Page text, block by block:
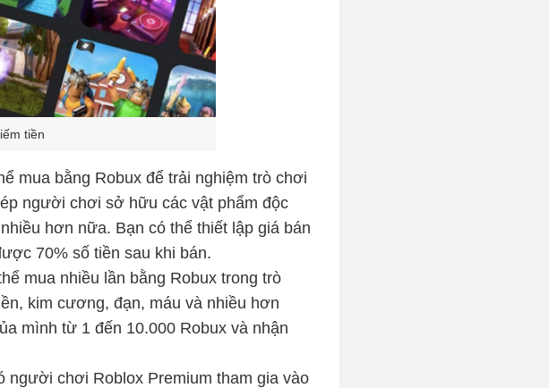
tiền
mua bằng Robux để trải nghiệm trò chơi
người chơi sở hữu các vật phẩm độc
hơn nữa. Bạn có thể thiết lập giá bán
70% số tiền sau khi bán.
mua nhiều lần bằng Robux trong trò
kim cương, đạn, máu và nhiều hơn
mình từ 1 đến 10.000 Robux và nhận
người chơi Roblox Premium tham gia vào